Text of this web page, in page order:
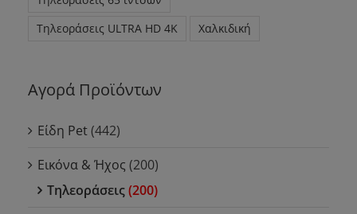
Τηλεοράσεις ULTRA HD 4K
Χαλκιδική
Αγορά Προϊόντων
Είδη Pet(442)
Εικόνα & Ήχος (200)
Τηλεοράσεις(200)